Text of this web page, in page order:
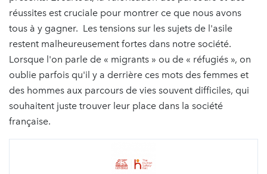
réussites est cruciale pour montrer ce que nous avons
tous à y gagner. Les tensions sur les sujets de l'asile
restent malheureusement fortes dans notre société.
Lorsque l'on parle de « migrants » ou de « réfugiés », on
oublie parfois qu'il y a derrière ces mots des femmes et
des hommes aux parcours de vies souvent difficiles, qui
souhaitent juste trouver leur place dans la société
française.